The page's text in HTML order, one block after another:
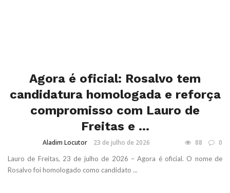
Agora é oficial: Rosalvo tem
candidatura homologada e reforça
compromisso com Lauro de
Freitas e ...
Aladim Locutor 23 de julho de 2026 88 0
Lauro de Freitas, 23 de julho de 2026 – Agora é oficial. O nome de
Rosalvo foi homologado como candidato ...